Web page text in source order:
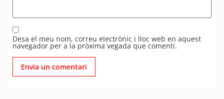
Desa el meu nom, correu electrònic i lloc web en aquest
navegador per a la pròxima vegada que comenti.